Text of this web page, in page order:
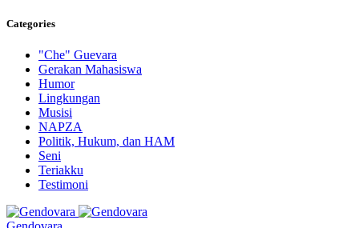
Categories
"Che" Guevara
Gerakan Mahasiswa
Humor
Lingkungan
Musisi
NAPZA
Politik, Hukum, dan HAM
Seni
Teriakku
Testimoni